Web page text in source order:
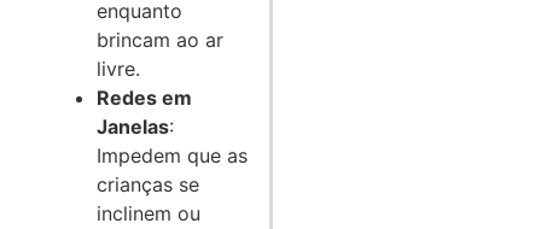
enquanto
brincam ao ar
livre.
Redes em
Janelas:
Impedem que as
crianças se
inclinem ou